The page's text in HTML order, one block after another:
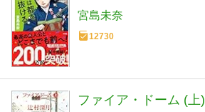
宮島未奈
12730
ファイア・ドーム (上)